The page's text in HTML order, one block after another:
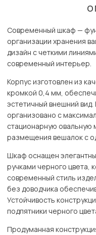
Современный шкаф —
организации хранения
дизайн с четкими
современный интерьер.
Корпус изготовлен из
кромкой 0,4 мм,
эстетичный внешний
организовано с
стационарную овальную
размещения вешалок с
Шкаф оснащен
ручками черного цвета,
современный стиль
без доводчика
Устойчивость
подпятники черного
Продуманная